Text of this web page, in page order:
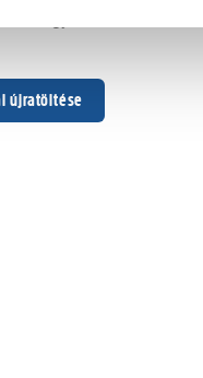
újratöltése